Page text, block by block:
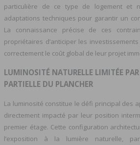
particulière de ce type de logement et
adaptations techniques pour garantir un
La connaissance précise de ces
propriétaires d’anticiper les
correctement le coût global de leur projet
LUMINOSITÉ NATURELLE LIMITÉE PAR
PARTIELLE DU PLANCHER
La luminosité constitue le défi principal des
directement impacté par leur position
premier étage. Cette configuration
l’exposition à la lumière naturelle,